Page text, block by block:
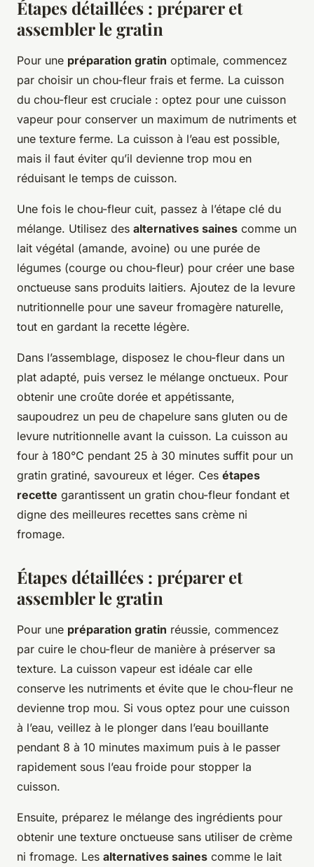
Étapes détaillées : préparer et
assembler le gratin
Pour une préparation gratin optimale, commencez
par choisir un chou-fleur frais et ferme. La cuisson
du chou-fleur est cruciale : optez pour une cuisson
vapeur pour conserver un maximum de nutriments et
une texture ferme. La cuisson à l’eau est possible,
mais il faut éviter qu’il devienne trop mou en
réduisant le temps de cuisson.
Une fois le chou-fleur cuit, passez à l’étape clé du
mélange. Utilisez des alternatives saines comme un
lait végétal (amande, avoine) ou une purée de
légumes (courge ou chou-fleur) pour créer une base
onctueuse sans produits laitiers. Ajoutez de la levure
nutritionnelle pour une saveur fromagère naturelle,
tout en gardant la recette légère.
Dans l’assemblage, disposez le chou-fleur dans un
plat adapté, puis versez le mélange onctueux. Pour
obtenir une croûte dorée et appétissante,
saupoudrez un peu de chapelure sans gluten ou de
levure nutritionnelle avant la cuisson. La cuisson au
four à 180°C pendant 25 à 30 minutes suffit pour un
gratin gratiné, savoureux et léger. Ces étapes
recette garantissent un gratin chou-fleur fondant et
digne des meilleures recettes sans crème ni
fromage.
Étapes détaillées : préparer et
assembler le gratin
Pour une préparation gratin réussie, commencez
par cuire le chou-fleur de manière à préserver sa
texture. La cuisson vapeur est idéale car elle
conserve les nutriments et évite que le chou-fleur ne
devienne trop mou. Si vous optez pour une cuisson
à l’eau, veillez à le plonger dans l’eau bouillante
pendant 8 à 10 minutes maximum puis à le passer
rapidement sous l’eau froide pour stopper la
cuisson.
Ensuite, préparez le mélange des ingrédients pour
obtenir une texture onctueuse sans utiliser de crème
ni fromage. Les alternatives saines comme le lait